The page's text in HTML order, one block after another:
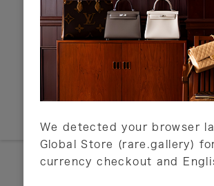
We detected your browser
Global Store (rare.gallery)
currency checkout and
クレジットカード
ショッピングローン
銀行振込・郵便振替
代金引換
Amazon Pay
PayPay
店頭支払い
詳しくはこちら